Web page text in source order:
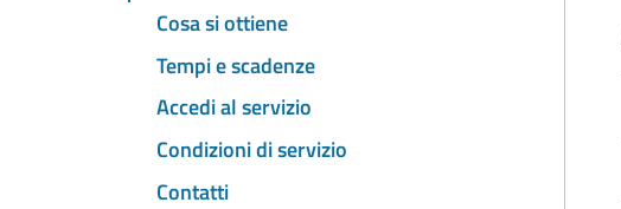
Cosa si ottiene
Tempi e scadenze
Accedi al servizio
Condizioni di servizio
Contatti